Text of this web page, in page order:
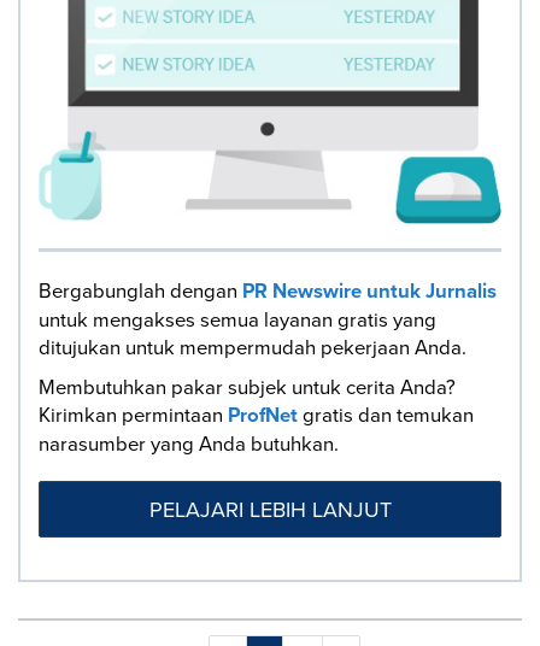
Bergabunglah dengan PR Newswire untuk Jurnalis
untuk mengakses semua layanan gratis yang
ditujukan untuk mempermudah pekerjaan Anda.
Membutuhkan pakar subjek untuk cerita Anda?
Kirimkan permintaan ProfNetgratis dan temukan
narasumber yang Anda butuhkan.
PELAJARI LEBIH LANJUT